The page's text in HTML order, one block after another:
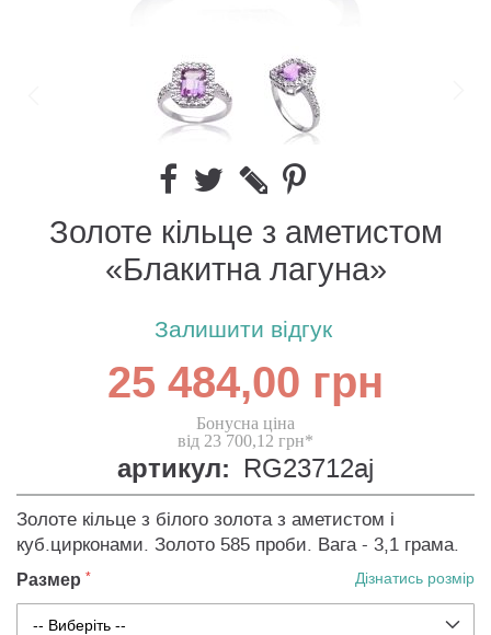
Золоте кільце з аметистом
«Блакитна лагуна»
Залишити відгук
25 484,00 грн
Бонусна ціна
від 23 700,12 грн*
артикул: RG23712aj
Золоте кільце з білого золота з аметистом і
куб.цирконами. Золото 585 проби. Вага - 3,1 грама.
Размер Дізнатись розмір